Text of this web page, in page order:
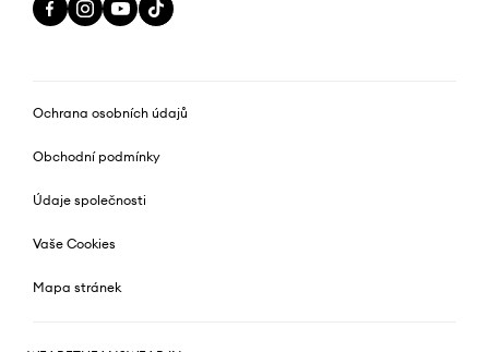
Ochrana osobních údajů
Obchodní podmínky
Údaje společnosti
Vaše Cookies
Mapa stránek